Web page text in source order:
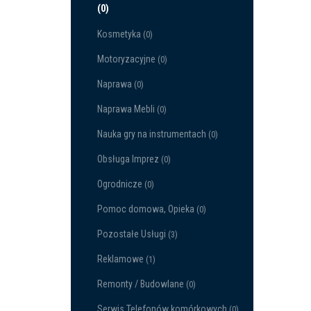
(0)
Kosmetyka (0)
Motoryzacyjne (0)
Naprawa (0)
Naprawa Mebli (0)
Nauka gry na instrumentach (0)
Obsługa Imprez (0)
Ogrodnicze (0)
Pomoc domowa, Opieka (0)
Pozostałe Usługi (3)
Reklamowe (1)
Remonty / Budowlane (0)